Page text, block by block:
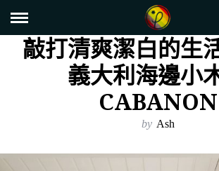
敲打清爽潔白的生
義大利海邊小
CABANON
by Ash